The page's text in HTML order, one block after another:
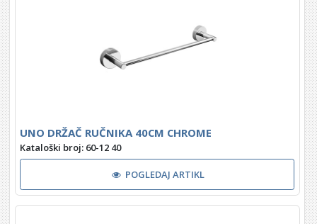
UNO DRŽAČ RUČNIKA 40CM CHROME
Kataloški broj: 60-12 40
POGLEDAJ ARTIKL